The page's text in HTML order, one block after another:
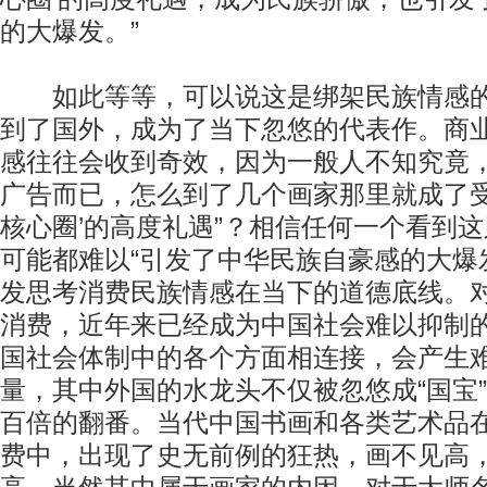
的大爆发。”
如此等等，可以说这是绑架民族情感
到了国外，成为了当下忽悠的代表作。商
感往往会收到奇效，因为一般人不知究竟
广告而已，怎么到了几个画家那里就成了
核心圈’的高度礼遇”？相信任何一个看到
可能都难以“引发了中华民族自豪感的大爆
发思考消费民族情感在当下的道德底线。
消费，近年来已经成为中国社会难以抑制
国社会体制中的各个方面相连接，会产生
量，其中外国的水龙头不仅被忽悠成“国宝
百倍的翻番。当代中国书画和各类艺术品
费中，出现了史无前例的狂热，画不见高